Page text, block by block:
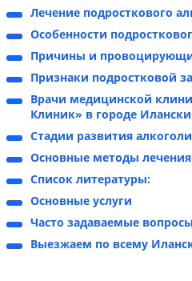
Лечение подросткового
Особенности
Причины и
Признаки подростковой
Врачи медицинской
Клиник» в городе
Стадии развития
Основные методы лечения
Список литературы:
Основные услуги
Часто задаваемые вопросы
Выезжаем по всему